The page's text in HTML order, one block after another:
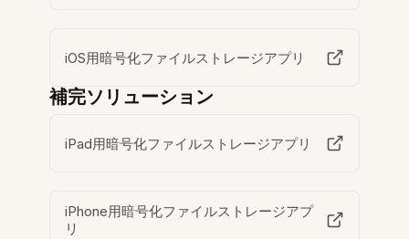
iOS用暗号化ファイルストレージアプリ
補完ソリューション
iPad用暗号化ファイルストレージアプリ
iPhone用暗号化ファイルストレージアプ
リ